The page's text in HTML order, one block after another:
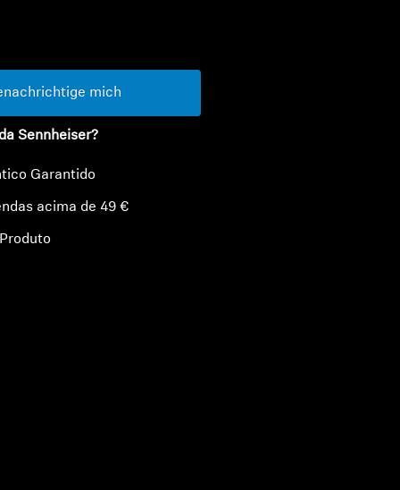
mich
Sennheiser?
Garantido
acima de 49 €